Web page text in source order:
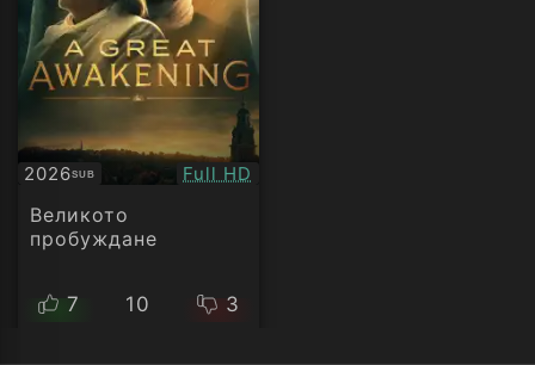
2026SUB
Субтитри Качество:
Full HD
Великото
пробуждане
7 10 3